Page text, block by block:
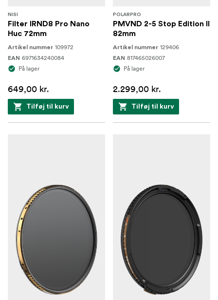
NISI
Filter IRND8 Pro Nano
Huc 72mm
Artikel nummer 109972
EAN 6971634240084
På lager
649,00 kr.
Tilføj til kurv
POLARPRO
PMVND 2-5 Stop Edition II
82mm
Artikel nummer 129406
EAN 817465026007
På lager
2.299,00 kr.
Tilføj til kurv